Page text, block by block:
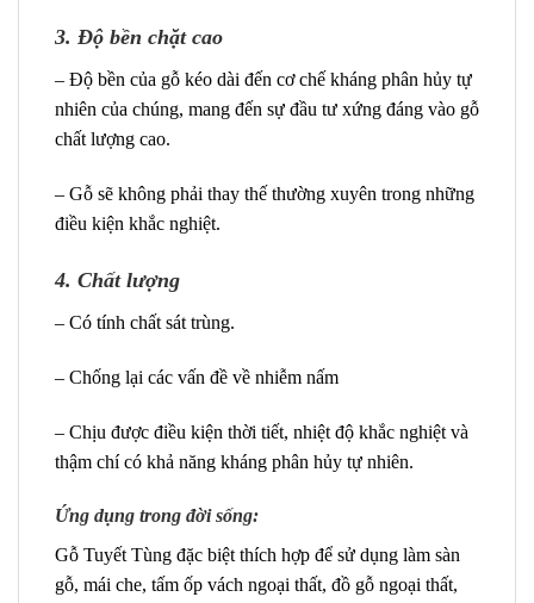
3. Độ bền chặt cao
– Độ bền của gỗ kéo dài đến cơ chế kháng phân hủy tự
nhiên của chúng, mang đến sự đầu tư xứng đáng vào gỗ
chất lượng cao.
– Gỗ sẽ không phải thay thế thường xuyên trong những
điều kiện khắc nghiệt.
4. Chất lượng
– Có tính chất sát trùng.
– Chống lại các vấn đề về nhiễm nấm
– Chịu được điều kiện thời tiết, nhiệt độ khắc nghiệt và
thậm chí có khả năng kháng phân hủy tự nhiên.
Ứng dụng trong đời sống:
Gỗ Tuyết Tùng đặc biệt thích hợp để sử dụng làm sàn
gỗ, mái che, tấm ốp vách ngoại thất, đồ gỗ ngoại thất,